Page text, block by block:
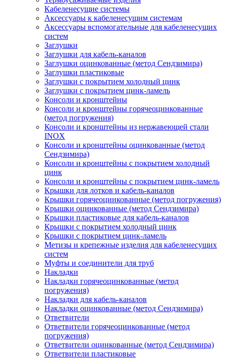
Кабеленесущие системы
Аксессуары к кабеленесущим системам
Аксессуары вспомогательные для кабеленесущих
систем
Заглушки
Заглушки для кабель-каналов
Заглушки оцинкованные (метод Сендзимира)
Заглушки пластиковые
Заглушки с покрытием холодный цинк
Заглушки с покрытием цинк-ламель
Консоли и кронштейны
Консоли и кронштейны горячеоцинкованные
(метод погружения)
Консоли и кронштейны из нержавеющей стали
INOX
Консоли и кронштейны оцинкованные (метод
Сендзимира)
Консоли и кронштейны с покрытием холодный
цинк
Консоли и кронштейны с покрытием цинк-ламель
Крышки для лотков и кабель-каналов
Крышки горячеоцинкованные (метод погружения)
Крышки оцинкованные (метод Сендзимира)
Крышки пластиковые для кабель-каналов
Крышки с покрытием холодный цинк
Крышки с покрытием цинк-ламель
Метизы и крепежные изделия для кабеленесущих
систем
Муфты и соединители для труб
Накладки
Накладки горячеоцинкованные (метод
погружения)
Накладки для кабель-каналов
Накладки оцинкованные (метод Сендзимира)
Ответвители
Ответвители горячеоцинкованные (метод
погружения)
Ответвители оцинкованные (метод Сендзимира)
Ответвители пластиковые